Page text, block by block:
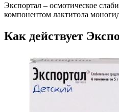
Экспортал – осмотическое
компонентом лактитола
Как действует